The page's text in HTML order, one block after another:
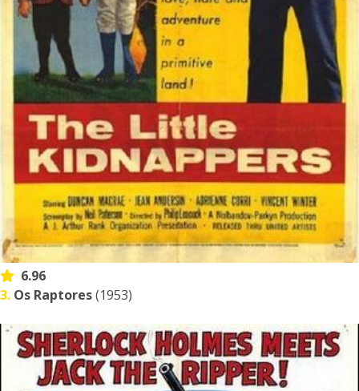
6.96
3. Os Raptores(1953)